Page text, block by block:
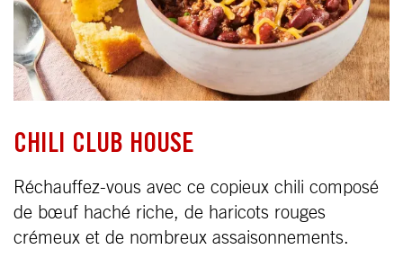
CHILI CLUB HOUSE
Réchauffez-vous avec ce copieux chili composé
de bœuf haché riche, de haricots rouges
crémeux et de nombreux assaisonnements.